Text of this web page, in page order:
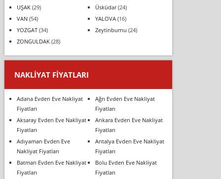
UŞAK(29) Üsküdar(24)
VAN(54) YALOVA(16)
YOZGAT(34) Zeytinburnu (24)
ZONGULDAK(28)
NAKLIYAT FIYATLARI
Adana Evden Eve Nakliyat
Fiyatları
Ağrı Evden Eve Nakliyat
Fiyatları
Aksaray Evden Eve Nakliyat
Fiyatları
Ankara Evden Eve Nakliyat
Fiyatları
Adıyaman Evden Eve
Nakliyat Fiyatları
Antalya Evden Eve Nakliyat
Fiyatları
Batman Evden Eve Nakliyat
Fiyatları
Bolu Evden Eve Nakliyat
Fiyatları